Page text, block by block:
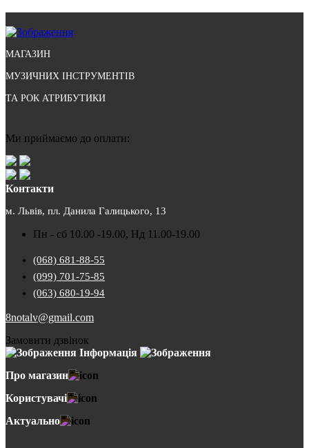
МАГАЗИН
МУЗИЧНИХ ІНСТРУМЕНТІВ
ТА РОК АТРИБУТИКИ
Ми приймаємо до оплати:
Контакти
м. Львів, пл. Данила Галицького, 13
Пн - сб 10.00 -19.00, Нд 11.00-19.00
(068) 681-88-55
(099) 701-75-85
(063) 680-19-94
8notalv@gmail.com
Замовити дзвінок
Інформація
Про магазин
Користувачі
Актуально